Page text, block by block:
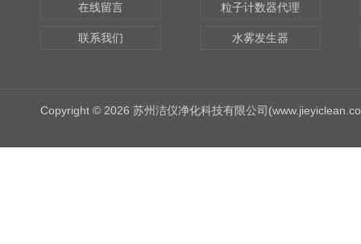
在线留言
联系我们
粒子计数器代理
水雾发生器
Copyright © 2026 苏州洁仪净化科技有限公司